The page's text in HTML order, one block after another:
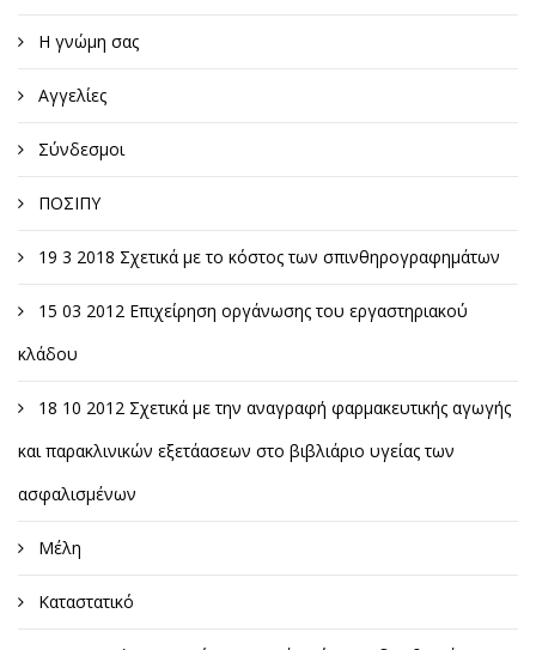
Η γνώμη σας
Αγγελίες
Σύνδεσμοι
ΠΟΣΙΠΥ
19 3 2018 Σχετικά με το κόστος των σπινθηρογραφημάτων
15 03 2012 Επιχείρηση οργάνωσης του εργαστηριακού
κλάδου
18 10 2012 Σχετικά με την αναγραφή φαρμακευτικής αγωγής
και παρακλινικών εξετάασεων στο βιβλιάριο υγείας των
ασφαλισμένων
Μέλη
Καταστατικό